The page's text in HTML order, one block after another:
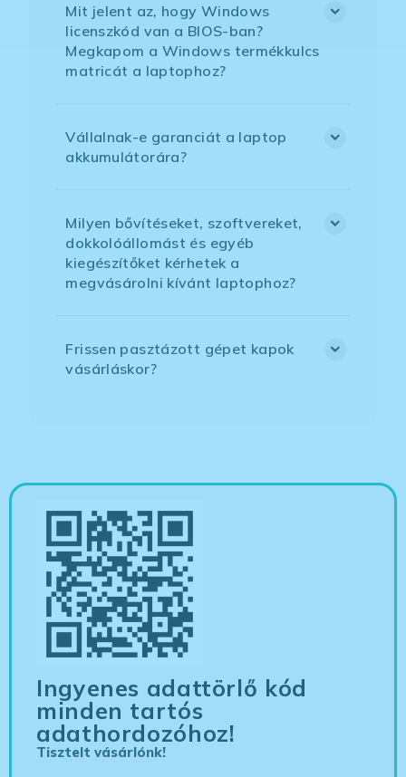
Mit jelent az, hogy Windows
licenszkód van a BIOS-ban?
Megkapom a Windows termékkulcs
matricát a laptophoz?
Vállalnak-e garanciát a laptop
akkumulátorára?
Milyen bővítéseket, szoftvereket,
dokkolóállomást és egyéb
kiegészítőket kérhetek a
megvásárolni kívánt laptophoz?
Frissen pasztázott gépet kapok
vásárláskor?
Ingyenes adattörlő kód
minden tartós
adathordozóhoz!
Tisztelt vásárlónk!